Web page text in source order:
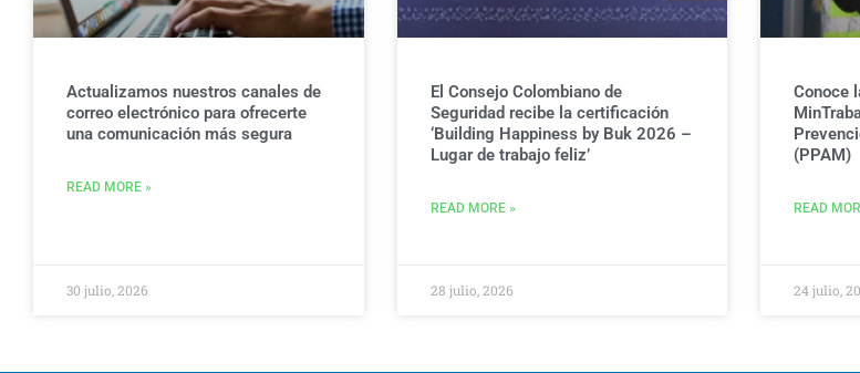
Actualizamos nuestros canales de
correo electrónico para ofrecerte
una comunicación más segura
READ MORE »
30 julio, 2026
El Consejo Colombiano de
Seguridad recibe la certificación
‘Building Happiness by Buk 2026 –
Lugar de trabajo feliz’
READ MORE »
28 julio, 2026
Conoce
(PPAM)
READ
24 julio,